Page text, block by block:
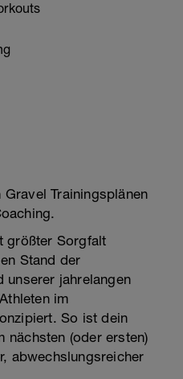
Trainingsplänen
größter Sorgfalt
Stand der
unserer jahrelangen
im
So ist dein
nächsten (oder ersten)
abwechslungsreicher